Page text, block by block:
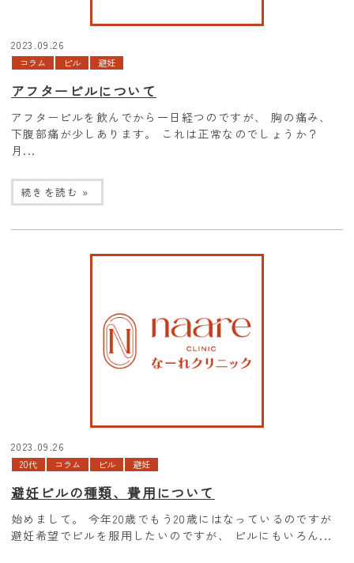
2023.09.26
コラム ピル 避妊
アフターピルについて
アフターピルを飲んでから一日経つのですが、 胸の痛み、
下腹部痛が少しあります。 これは正常なのでしょうか？
月...
続きを読む »
2023.09.26
20代 コラム ピル 避妊
避妊ピルの種類、費用について
始めまして。 今年20歳でもう20歳にはなっているのですが
避妊希望でピルを服用したいのですが、 ピルにもいろん...